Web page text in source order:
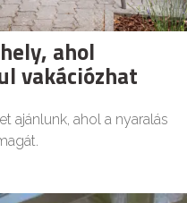
ahol
vakációzhat
ajánlunk, ahol a nyaralás